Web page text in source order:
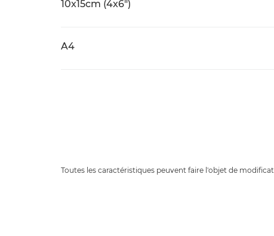
10x15cm (4x6")
A4
Toutes les caractéristiques peuvent faire l'objet de